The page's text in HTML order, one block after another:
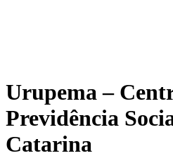
Urupema –
Previdência
Catarina